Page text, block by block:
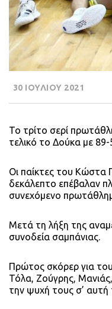
30 ΙΟΥΛΙΟΥ 2021
Το τρίτο σερί
τελικό το Δούκα με
Οι παίκτες του Κώστα
δεκάλεπτο επέβαλαν
συνεχόμενο
Μετά τη λήξη της
συνοδεία σαμπάνιας.
Πρώτος σκόρερ για
Τόλα, Ζούγρης,
την ψυχή τους σ’